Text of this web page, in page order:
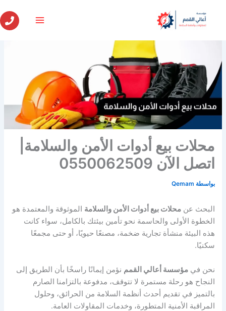
المحتوى
محلات بيع أدوات الأمن والسلامة|
اتصل الآن 0550062509
بواسطة Qemam
البحث عنمحلات بيع أدوات الأمن والسلامة الموثوقة والمعتمدة هو
الخطوة الأولى والحاسمة نحو تأمين بيئتك بالكامل، سواء كانت
هذه البيئة منشأة تجارية ضخمة، مصنعًا حيويًا، أو حتى مجمعًا
سكنيًا.
نحن فيمؤسسة أعالي القمم نؤمن إيمانًا راسخًا بأن الطريق إلى
النجاح هو رحلة مستمرة لا تتوقف، مدفوعة بالتزامنا الصارم
بالتميز في تقديم أحدث أنظمة السلامة من الحرائق، وحلول
المراقبة الأمنية المتطورة، وخدمات المقاولات العامة.